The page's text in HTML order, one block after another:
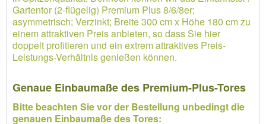
Gartentor (2-flügelig) Premium Plus 8/6/8er;
asymmetrisch; Verzinkt; Breite 300 cm x Höhe 180 cm zu
einem attraktiven Preis anbieten, so dass Sie hier
doppelt profitieren und ein extrem attraktives Preis-
Leistungs-Verhältnis genießen können.
Genaue Einbaumaße des Premium-Plus-Tores
Bitte beachten Sie vor der Bestellung unbedingt die
genauen Einbaumaße des Tores: